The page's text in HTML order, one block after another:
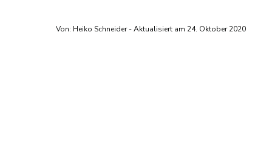
Von: Heiko Schneider- Aktualisiert am 24. Oktober 2020